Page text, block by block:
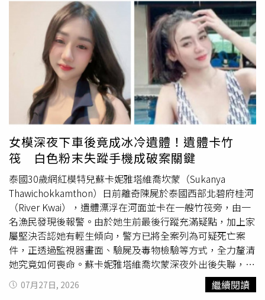
一。傑克惠特克曾是美國彩券史頭獎得主之一，豪捐數十億
元做公益，人生卻因巨額財富徹底改變。綜合
《Moneywise》、Yahoo Finance、ABC News等外媒報
導，惠特克並非靠樂透翻身的窮小子。他出身貧困，靠著白
手起家打造建築事業，中獎前身價便已超過1,700萬美元
（約新台幣5.5億元），是當地頗具知名度的企業家。得知
中獎後，他曾表示，自己對目前生活已相當滿意，這筆錢最
大的意義，是能讓女兒和孫女過上更好的生活。惠特克隨後
一次領取彩金，並成立「Jack Whittaker Foundation」基
金會，希望善用財富回饋社會，同時處理來自全美各地如雪
片般飛來的求助信件，甚至聘請賣出中獎彩券的店員協助整
理信件。他先後捐出1,500萬美元（約新台幣48億元）興建
兩座教堂，又陸續送出房屋、汽車、現金等資產，累計價值
超過5,000萬美元（約新台幣161億元），還曾贈送賣出幸
運彩券的店員5萬美元（約新台幣161萬元）作為回饋。惠
特克向來出手闊綽，甚至曾開著藍寶堅尼穿梭家鄉，把現金
從車窗一路撒向街頭，與民眾分享中獎喜悅，因此成為當地
最受矚目的名人之一。然而，龐大財富並未替他帶來長久幸
福。中獎不到一年，他和公司便遭遇大量訴訟，雖然不少案
件與樂透彩金沒有直接關聯，但接二連三的官司仍讓他花費
數百萬美元應訴，多年建立的企業商譽也受到嚴重打擊。
女模深夜下車後竟成冰冷遺體！遺體卡竹
筏 白色粉末失蹤手機成破案關鍵
泰國30歲網紅模特兒蘇卡妮雅塔維喬坎蒙（Sukanya
Thawichokkamthon）日前離奇陳屍於泰國西部北碧府桂河
（River Kwai），遺體漂浮在河面並卡在一艘竹筏旁，由一
名漁民發現後報警。由於她生前最後行蹤充滿疑點，加上家
屬堅決否認她有輕生傾向，警方已將全案列為可疑死亡案
件，正透過監視器畫面、驗屍及毒物檢驗等方式，全力釐清
她究竟如何喪命。蘇卡妮雅塔維喬坎蒙深夜外出後失聯，隔
天被漁民發現陳屍桂河。英國《Daily Mirror》與《The
Sun》等外媒報導，警方調查指出，育有一名年幼兒子的蘇
07月27日, 2026 繼續閱讀